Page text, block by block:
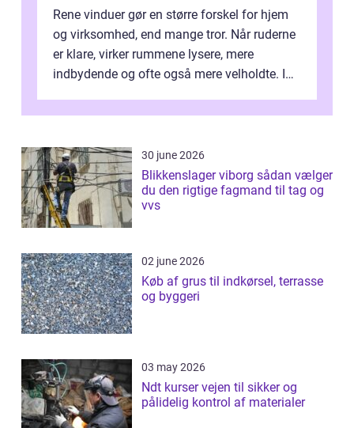
Rene vinduer gør en større forskel for hjem
og virksomhed, end mange tror. Når ruderne
er klare, virker rummene lysere, mere
indbydende og ofte også mere velholdte. I
30 june 2026
Blikkenslager viborg sådan vælger
du den rigtige fagmand til tag og
vvs
02 june 2026
Køb af grus til indkørsel, terrasse
og byggeri
03 may 2026
Ndt kurser vejen til sikker og
pålidelig kontrol af materialer